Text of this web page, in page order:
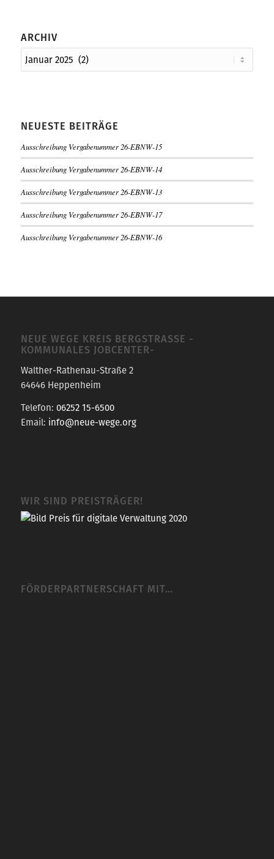
ARCHIV
NEUESTE BEITRÄGE
Ausschreibung Vergabenummer 26-EBNW-15
Ausschreibung Vergabenummer 26-EBNW-14
Ausschreibung Vergabenummer 26-EBNW-13
Ausschreibung Vergabenummer 26-EBNW-17
Ausschreibung Vergabenummer 26-EBNW-16
NEUE WEGE KREIS BERGSTRASSE -K
OMMUNALES JOBCENTER-
Walther-Rathenau-Straße 2
64646 Heppenheim
Telefon: 06252 15-6500
Email: info@neue-wege.org
WIR SIND PREISTRÄGER!
FÖRDERPARTNERSCHAFT MIT…